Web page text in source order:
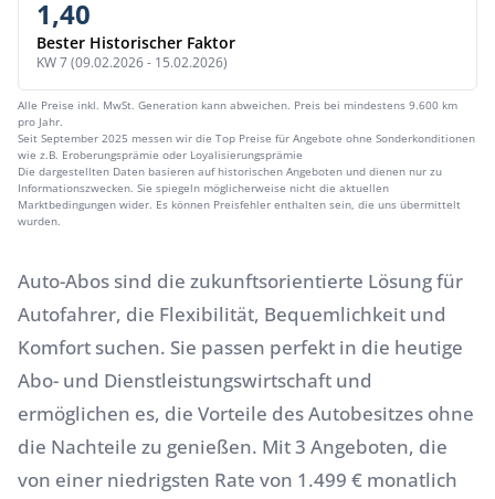
1,40
Bester Historischer Faktor
KW 7 (09.02.2026 - 15.02.2026)
Alle Preise inkl. MwSt. Generation kann abweichen. Preis bei mindestens 9.600 km
pro Jahr.
Seit September 2025 messen wir die Top Preise für Angebote ohne Sonderkonditionen
wie z.B. Eroberungsprämie oder Loyalisierungsprämie
Die dargestellten Daten basieren auf historischen Angeboten und dienen nur zu
Informationszwecken. Sie spiegeln möglicherweise nicht die aktuellen
Marktbedingungen wider. Es können Preisfehler enthalten sein, die uns übermittelt
wurden.
Auto-Abos sind die zukunftsorientierte Lösung für
Autofahrer, die Flexibilität, Bequemlichkeit und
Komfort suchen. Sie passen perfekt in die heutige
Abo- und Dienstleistungswirtschaft und
ermöglichen es, die Vorteile des Autobesitzes ohne
die Nachteile zu genießen. Mit 3 Angeboten, die
von einer niedrigsten Rate von 1.499 € monatlich